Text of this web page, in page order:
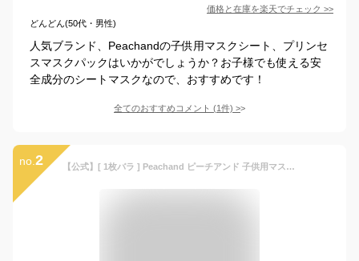
価格と在庫を楽天でチェック >>
どんどん(50代・男性)
人気ブランド、Peachandの子供用マスクシート、プリンセ
スマスクパックはいかがでしょうか？お子様でも使える安
全成分のシートマスクなので、おすすめです！
全てのおすすめコメント (1件) >
no. 2 【公式】[ 1枚バラ ] Peachand ピーチアンド 子供用マスクシート キッズ専用 ミニサイズ 安全成分 ツボクサ セラミド配合 お肌に優しい お母さんとバスタイム プリンセスマスクパック 敏感肌 低刺激 女の子 幼稚園児